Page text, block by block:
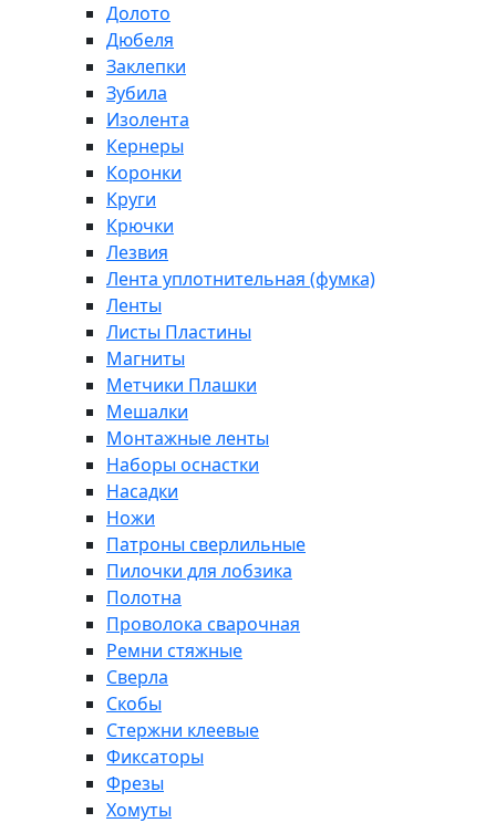
Долото
Дюбеля
Заклепки
Зубила
Изолента
Кернеры
Коронки
Круги
Крючки
Лезвия
Лента уплотнительная (фумка)
Ленты
Листы Пластины
Магниты
Метчики Плашки
Мешалки
Монтажные ленты
Наборы оснастки
Насадки
Ножи
Патроны сверлильные
Пилочки для лобзика
Полотна
Проволока сварочная
Ремни стяжные
Сверла
Скобы
Стержни клеевые
Фиксаторы
Фрезы
Хомуты